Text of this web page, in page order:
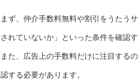
まず、仲介手数料無料や割引をうたう
されていないか」といった条件を確認
また、広告上の手数料だけに注目する
認する必要があります。